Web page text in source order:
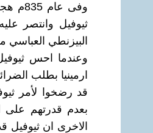
وفى
ثيوفيل وانتصر
البيزنطي العباسي
وعندما احس
ارمينيا بطلب
قد رضخوا لأمر
بعدم قدرتهم
الاخرى ان ثيوفيل